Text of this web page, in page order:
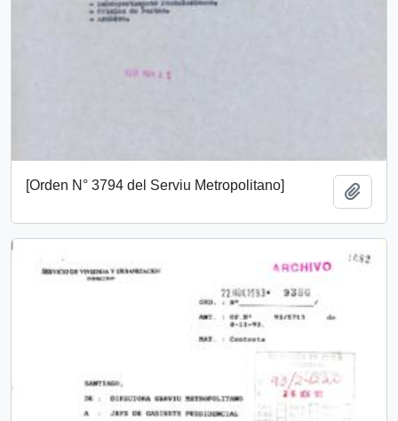
[Orden N° 3794 del Serviu Metropolitano]